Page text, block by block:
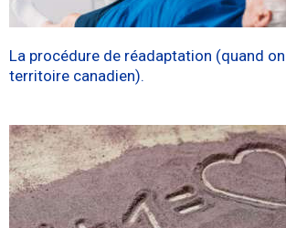
La procédure de réadaptation (quand
territoire canadien).